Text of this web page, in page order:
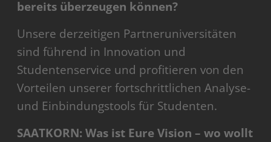
bereits überzeugen können?
Unsere derzeitigen Partneruniversitäten
sind führend in Innovation und
Studentenservice und profitieren von den
Vorteilen unserer fortschrittlichen Analyse-
und Einbindungstools für Studenten.
SAATKORN: Was ist Eure Vision – wo wollt